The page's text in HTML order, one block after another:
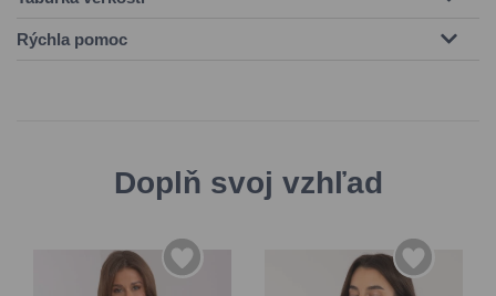
Rýchla pomoc
Doplň svoj vzhľad